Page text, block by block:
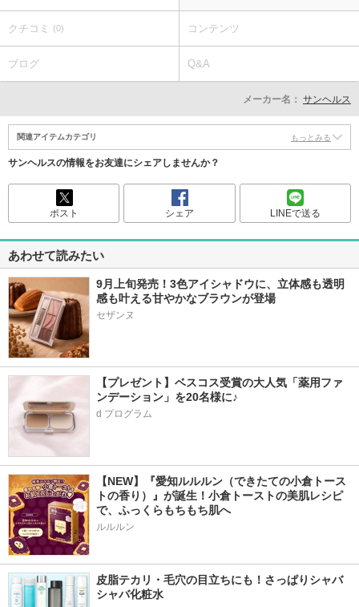
クチコミ (0) コンテンツ
ブログ Q&A
メーカー名： サンヘルス
関連アイテムカテゴリ もっとみる
サンヘルスの情報をお友達にシェアしませんか？
ポスト シェア LINEで送る
あわせて読みたい
9月上旬発売！3色アイシャドウに、立体感も透明
感も叶える甘やかなブラウンが登場
【プレゼント】ベスコス受賞の大人気「薬用ファ
ンデーション」を20名様に♪
d プログラム
【NEW】『愛知ルルルン（できたての小倉トース
トの香り）』が誕生！小倉トーストの美肌レシピ
で、ふっくらもちもち肌へ
ルルルン
皮脂テカリ・毛穴の目立ちにも！さっぱりシャバ
シャバ化粧水